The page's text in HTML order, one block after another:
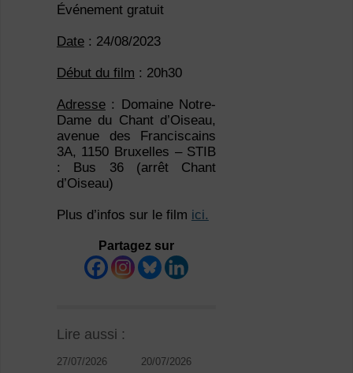
Événement gratuit
Date: 24/08/2023
Début du film : 20h30
Adresse: Domaine Notre-
Dame du Chant d’Oiseau,
avenue des Franciscains
3A, 1150 Bruxelles – STIB
: Bus 36 (arrêt Chant
d’Oiseau)
Plus d’infos sur le film ici.
Partagez sur
Lire aussi :
27/07/2026 20/07/2026